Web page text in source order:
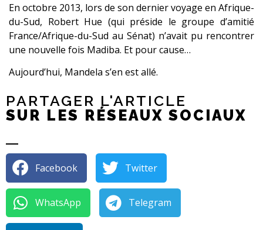
En octobre 2013, lors de son dernier voyage en Afrique-
du-Sud, Robert Hue (qui préside le groupe d’amitié
France/Afrique-du-Sud au Sénat) n’avait pu rencontrer
une nouvelle fois Madiba. Et pour cause…
Aujourd’hui, Mandela s’en est allé.
PARTAGER L'ARTICLE
SUR LES RÉSEAUX SOCIAUX
Facebook Twitter
WhatsApp Telegram